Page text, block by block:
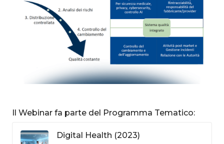
Il Webinar fa parte del Programma Tematico:
Digital Health (2023)